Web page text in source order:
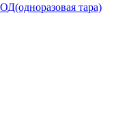
тара)